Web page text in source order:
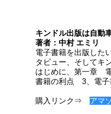
キンドル出版は自動
著者：中村 エミリ
電子書籍を出版した
タビュー、そしてキ
はじめに、第一章
書籍の利点 3、電
購入リンク⇒ アマ